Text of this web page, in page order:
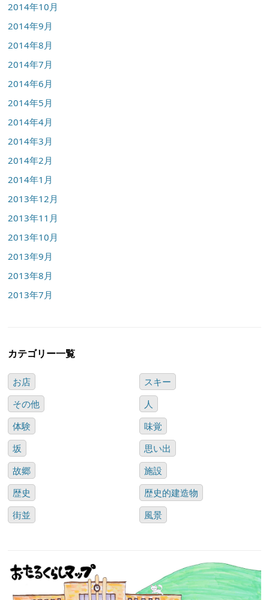
2014年10月
2014年9月
2014年8月
2014年7月
2014年6月
2014年5月
2014年4月
2014年3月
2014年2月
2014年1月
2013年12月
2013年11月
2013年10月
2013年9月
2013年8月
2013年7月
カテゴリー一覧
お店
スキー
その他
人
体験
味覚
坂
思い出
故郷
施設
歴史
歴史的建造物
街並
風景